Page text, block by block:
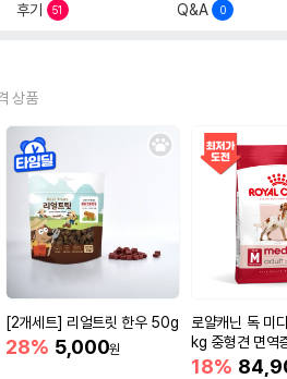
후기 51 Q&A 0
상품
[2개세트] 리얼트릿 한우 50g
28% 5,000원
로얄캐닌 독 미
kg 중형견 면역
18%